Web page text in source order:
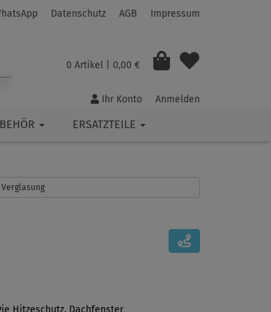
Datenschutz AGB Impressum
0 Artikel | 0,00 €
Ihr Konto Anmelden
ERSATZTEILE
Verglasung